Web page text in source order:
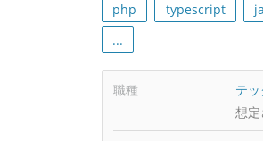
php typescript
...
職種
テ
想定